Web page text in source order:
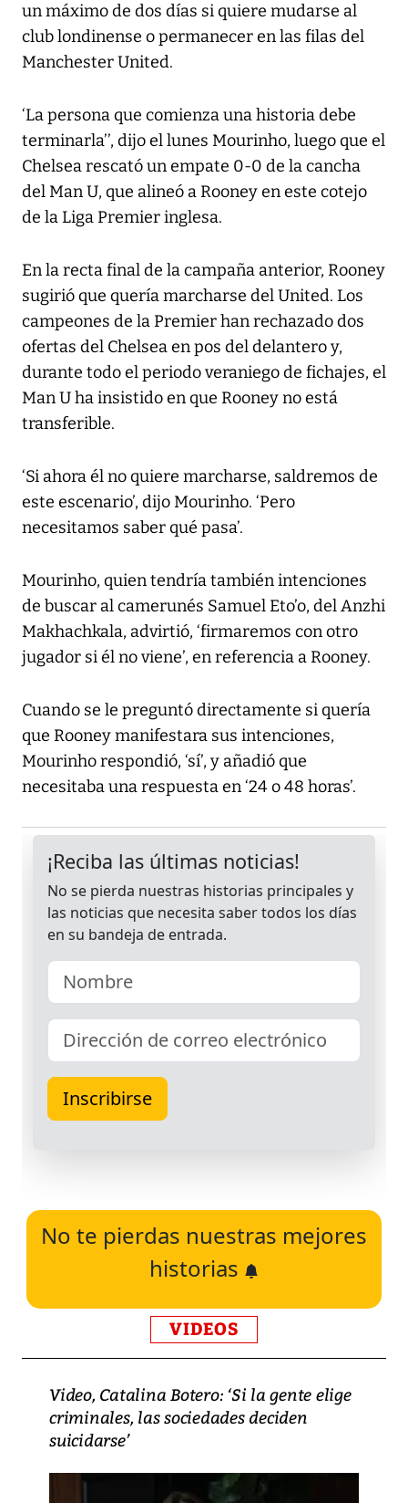
un máximo de dos días si quiere mudarse al
club londinense o permanecer en las filas del
Manchester United.
‘La persona que comienza una historia debe
terminarla’’, dijo el lunes Mourinho, luego que el
Chelsea rescató un empate 0-0 de la cancha
del Man U, que alineó a Rooney en este cotejo
de la Liga Premier inglesa.
En la recta final de la campaña anterior, Rooney
sugirió que quería marcharse del United. Los
campeones de la Premier han rechazado dos
ofertas del Chelsea en pos del delantero y,
durante todo el periodo veraniego de fichajes, el
Man U ha insistido en que Rooney no está
transferible.
‘Si ahora él no quiere marcharse, saldremos de
este escenario’, dijo Mourinho. ‘Pero
necesitamos saber qué pasa’.
Mourinho, quien tendría también intenciones
de buscar al camerunés Samuel Eto’o, del Anzhi
Makhachkala, advirtió, ‘firmaremos con otro
jugador si él no viene’, en referencia a Rooney.
Cuando se le preguntó directamente si quería
que Rooney manifestara sus intenciones,
Mourinho respondió, ‘sí’, y añadió que
necesitaba una respuesta en ‘24 o 48 horas’.
No te pierdas nuestras mejores
historias
VIDEOS
Video, Catalina Botero: ‘Si la gente elige
criminales, las sociedades deciden
suicidarse’